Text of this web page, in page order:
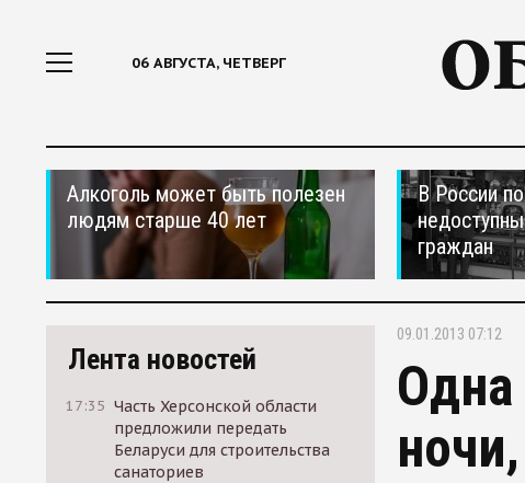
06 АВГУСТА, ЧЕТВЕРГ
Алкоголь может быть полезен
людям старше 40 лет
В России
граждан
Лента новостей
17:35 Часть Херсонской области
предложили передать
Беларуси для строительства
санаториев
09.01.2013 07:12